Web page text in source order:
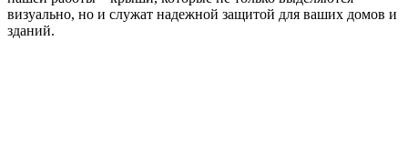
визуально, но и служат надежной защитой для ваших домов и
зданий.